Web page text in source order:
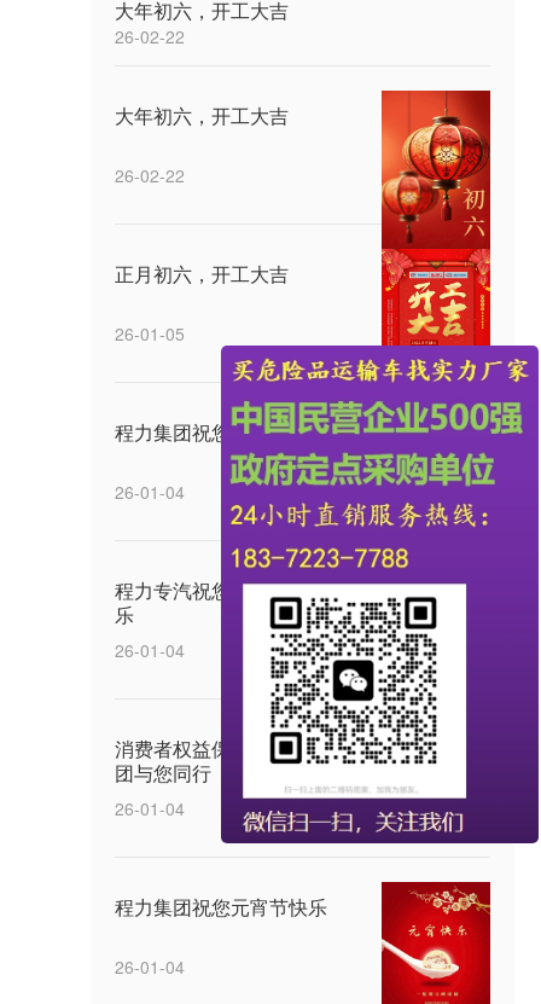
大年初六，开工大吉
26-02-22
大年初六，开工大吉
26-02-22
正月初六，开工大吉
26-01-05
程力集团祝您中秋快乐
26-01-04
程力专汽祝您五四青年节快
乐
26-01-04
消费者权益保护日，程力集
团与您同行
26-01-04
程力集团祝您元宵节快乐
26-01-04